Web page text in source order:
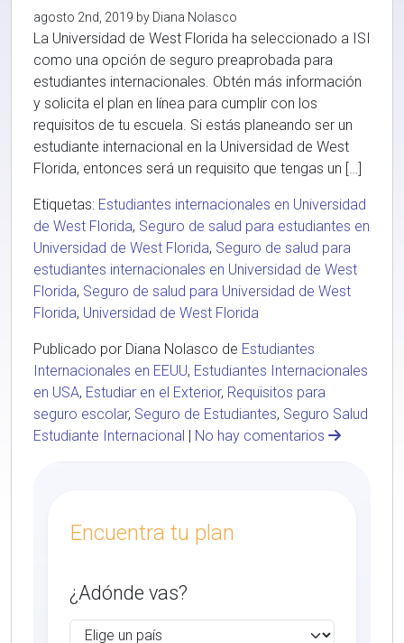
agosto 2nd, 2019 by Diana Nolasco
La Universidad de West Florida ha seleccionado a ISI
como una opción de seguro preaprobada para
estudiantes internacionales. Obtén más información
y solicita el plan en línea para cumplir con los
requisitos de tu escuela. Si estás planeando ser un
estudiante internacional en la Universidad de West
Florida, entonces será un requisito que tengas un […]
Etiquetas: Estudiantes internacionales en Universidad
de West Florida, Seguro de salud para estudiantes en
Universidad de West Florida, Seguro de salud para
estudiantes internacionales en Universidad de West
Florida, Seguro de salud para Universidad de West
Florida, Universidad de West Florida
Publicado por Diana Nolasco de Estudiantes
Internacionales en EEUU, Estudiantes Internacionales
en USA, Estudiar en el Exterior, Requisitos para
seguro escolar, Seguro de Estudiantes, Seguro Salud
Estudiante Internacional | No hay comentarios
Encuentra tu plan
¿Adónde vas?